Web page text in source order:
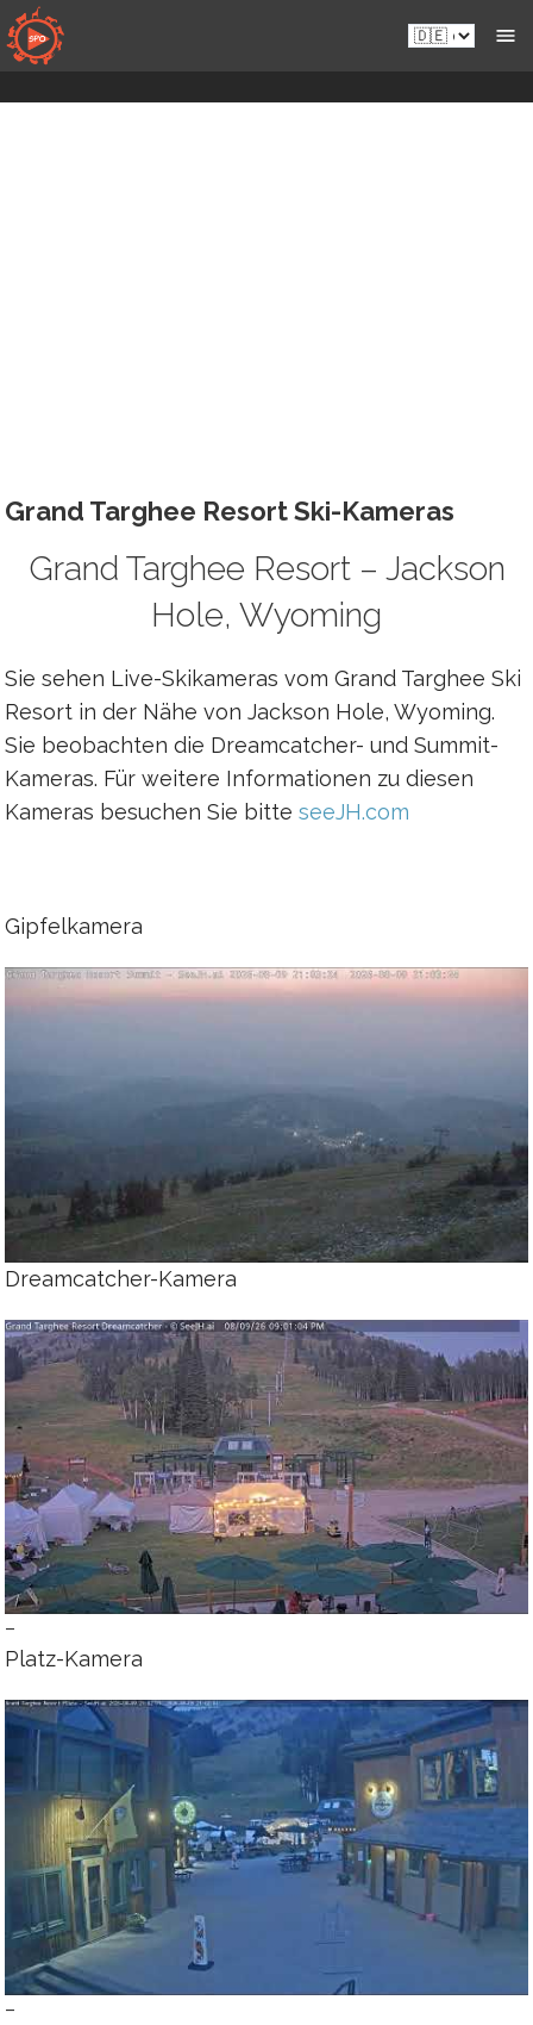
Zum
Inhalt
springen
de.sportsmansparadiseonline.com
Live-
Wildkameras
Grand Targhee Resort Ski-Kameras
Grand Targhee Resort – Jackson
Hole, Wyoming
Sie sehen Live-Skikameras vom Grand Targhee Ski
Resort in der Nähe von Jackson Hole, Wyoming.
Sie beobachten die Dreamcatcher- und Summit-
Kameras. Für weitere Informationen zu diesen
Kameras besuchen Sie bitte seeJH.com
Gipfelkamera
Dreamcatcher-Kamera
–
Platz-Kamera
–